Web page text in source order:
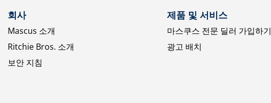
회사
Mascus 소개
Ritchie Bros. 소개
보안 지침
제품 및 서비스
마스쿠스 전문 딜러 가입하기
광고 배치